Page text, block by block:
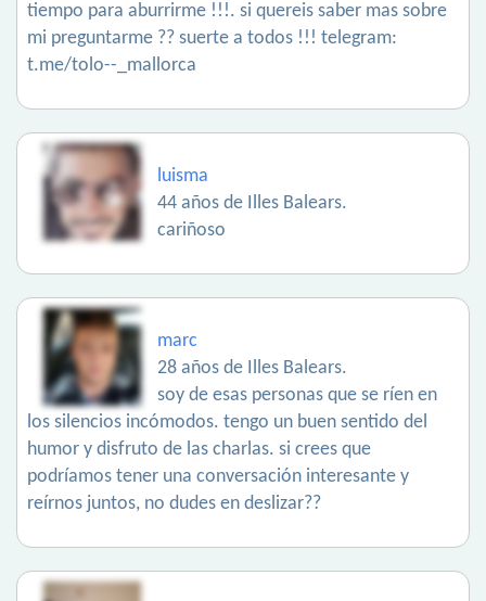
tiempo para aburrirme !!!. si quereis saber mas sobre
mi preguntarme ?? suerte a todos !!! telegram:
t.me/tolo--_mallorca
luisma
44 años de Illes Balears.
cariñoso
marc
28 años de Illes Balears.
soy de esas personas que se ríen en
los silencios incómodos. tengo un buen sentido del
humor y disfruto de las charlas. si crees que
podríamos tener una conversación interesante y
reírnos juntos, no dudes en deslizar??